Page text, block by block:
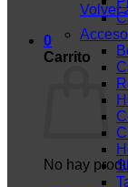
Volver
0
Carrito
No hay